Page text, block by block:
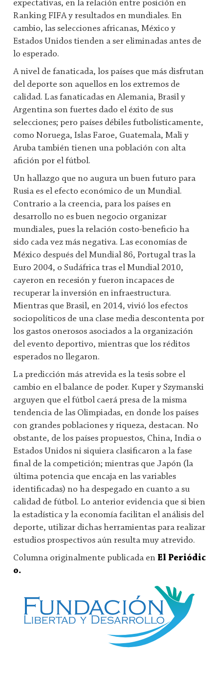
expectativas, en la relación entre posición en
Ranking FIFA y resultados en mundiales. En
cambio, las selecciones africanas, México y
Estados Unidos tienden a ser eliminadas antes de
lo esperado.
A nivel de fanaticada, los países que más disfrutan
del deporte son aquellos en los extremos de
calidad. Las fanaticadas en Alemania, Brasil y
Argentina son fuertes dado el éxito de sus
selecciones; pero países débiles futbolísticamente,
como Noruega, Islas Faroe, Guatemala, Mali y
Aruba también tienen una población con alta
afición por el fútbol.
Un hallazgo que no augura un buen futuro para
Rusia es el efecto económico de un Mundial.
Contrario a la creencia, para los países en
desarrollo no es buen negocio organizar
mundiales, pues la relación costo-beneficio ha
sido cada vez más negativa. Las economías de
México después del Mundial 86, Portugal tras la
Euro 2004, o Sudáfrica tras el Mundial 2010,
cayeron en recesión y fueron incapaces de
recuperar la inversión en infraestructura.
Mientras que Brasil, en 2014, vivió los efectos
sociopolíticos de una clase media descontenta por
los gastos onerosos asociados a la organización
del evento deportivo, mientras que los réditos
esperados no llegaron.
La predicción más atrevida es la tesis sobre el
cambio en el balance de poder. Kuper y Szymanski
arguyen que el fútbol caerá presa de la misma
tendencia de las Olimpiadas, en donde los países
con grandes poblaciones y riqueza, destacan. No
obstante, de los países propuestos, China, India o
Estados Unidos ni siquiera clasificaron a la fase
final de la competición; mientras que Japón (la
última potencia que encaja en las variables
identificadas) no ha despegado en cuanto a su
calidad de fútbol. Lo anterior evidencia que si bien
la estadística y la economía facilitan el análisis del
deporte, utilizar dichas herramientas para realizar
estudios prospectivos aún resulta muy atrevido.
Columna originalmente publicada en El Periódic
o.